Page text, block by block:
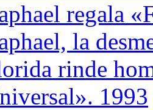
regala
la
rinde
1993